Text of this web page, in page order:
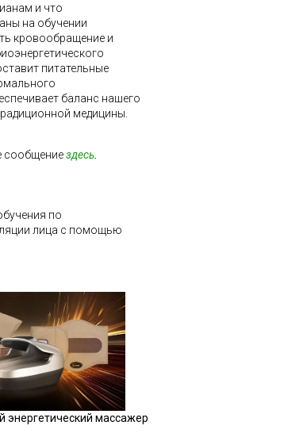
и что
на обучении
кровообращение и
питательные
баланс нашего
медицины.
сообщениездесь
по
лица с помощью
энергетический массажер